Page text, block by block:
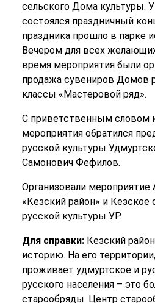
сельского Дома культуры.
состоялся праздничный
праздника прошло в парке
Вечером для всех
время мероприятия были
продажа сувениров Домов
классы «Мастеровой ряд».
С приветственным словом
мероприятия обратился
русской культуры
Самонович Фефилов.
Организовали
«Кезский район» и
русской культуры УР.
Для справки:Кезский
историю. На его
проживает удмуртское и
русского населения – это
старообряды. Центр